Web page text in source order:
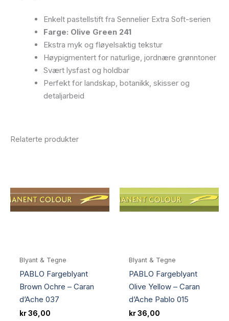
Enkelt pastellstift fra Sennelier Extra Soft-serien
Farge: Olive Green 241
Ekstra myk og fløyelsaktig tekstur
Høypigmentert for naturlige, jordnære grønntoner
Svært lysfast og holdbar
Perfekt for landskap, botanikk, skisser og
detaljarbeid
Relaterte produkter
Blyant & Tegne
PABLO Fargeblyant
Brown Ochre – Caran
d’Ache 037
kr36,00
Blyant & Tegne
PABLO Fargeblyant
Olive Yellow – Caran
d’Ache Pablo 015
kr36,00